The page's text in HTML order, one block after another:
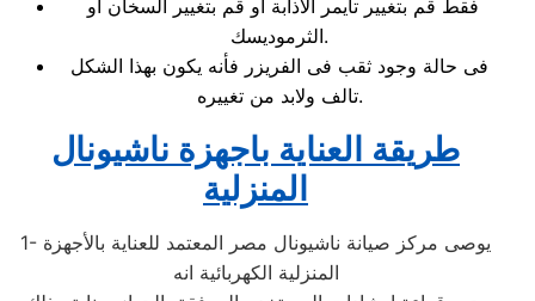
الثرموديسك.
فى حالة وجود ثقب فى الفريزر فأنه يكون بهذا الشكل
تالف ولابد من تغييره.
طريقة العناية باجهزة ناشيونال
المنزلية
1- يوصى مركز صيانة ناشيونال مصر المعتمد للعناية بالأجهزة
المنزلية الكهربائية انه